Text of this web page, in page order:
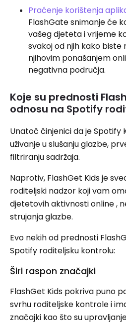
Praćenje korištenja
FlashGate snimanje će
vašeg djeteta i vrijeme
svakoj od njih kako biste
njihovim ponašanjem
negativna područja.
Koje su prednosti
odnosu na Spotify
Unatoč činjenici da je Spotify
uživanje u slušanju glazbe,
filtriranju sadržaja.
Naprotiv, FlashGet Kids je
roditeljski nadzor koji vam
djetetovih aktivnosti online ,
strujanja glazbe.
Evo nekih od prednosti
Spotify roditeljsku kontrolu:
Širi raspon značajki
FlashGet Kids pokriva puno
svrhu roditeljske kontrole i
značajki kao što su